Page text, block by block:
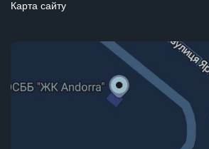
Карта сайту